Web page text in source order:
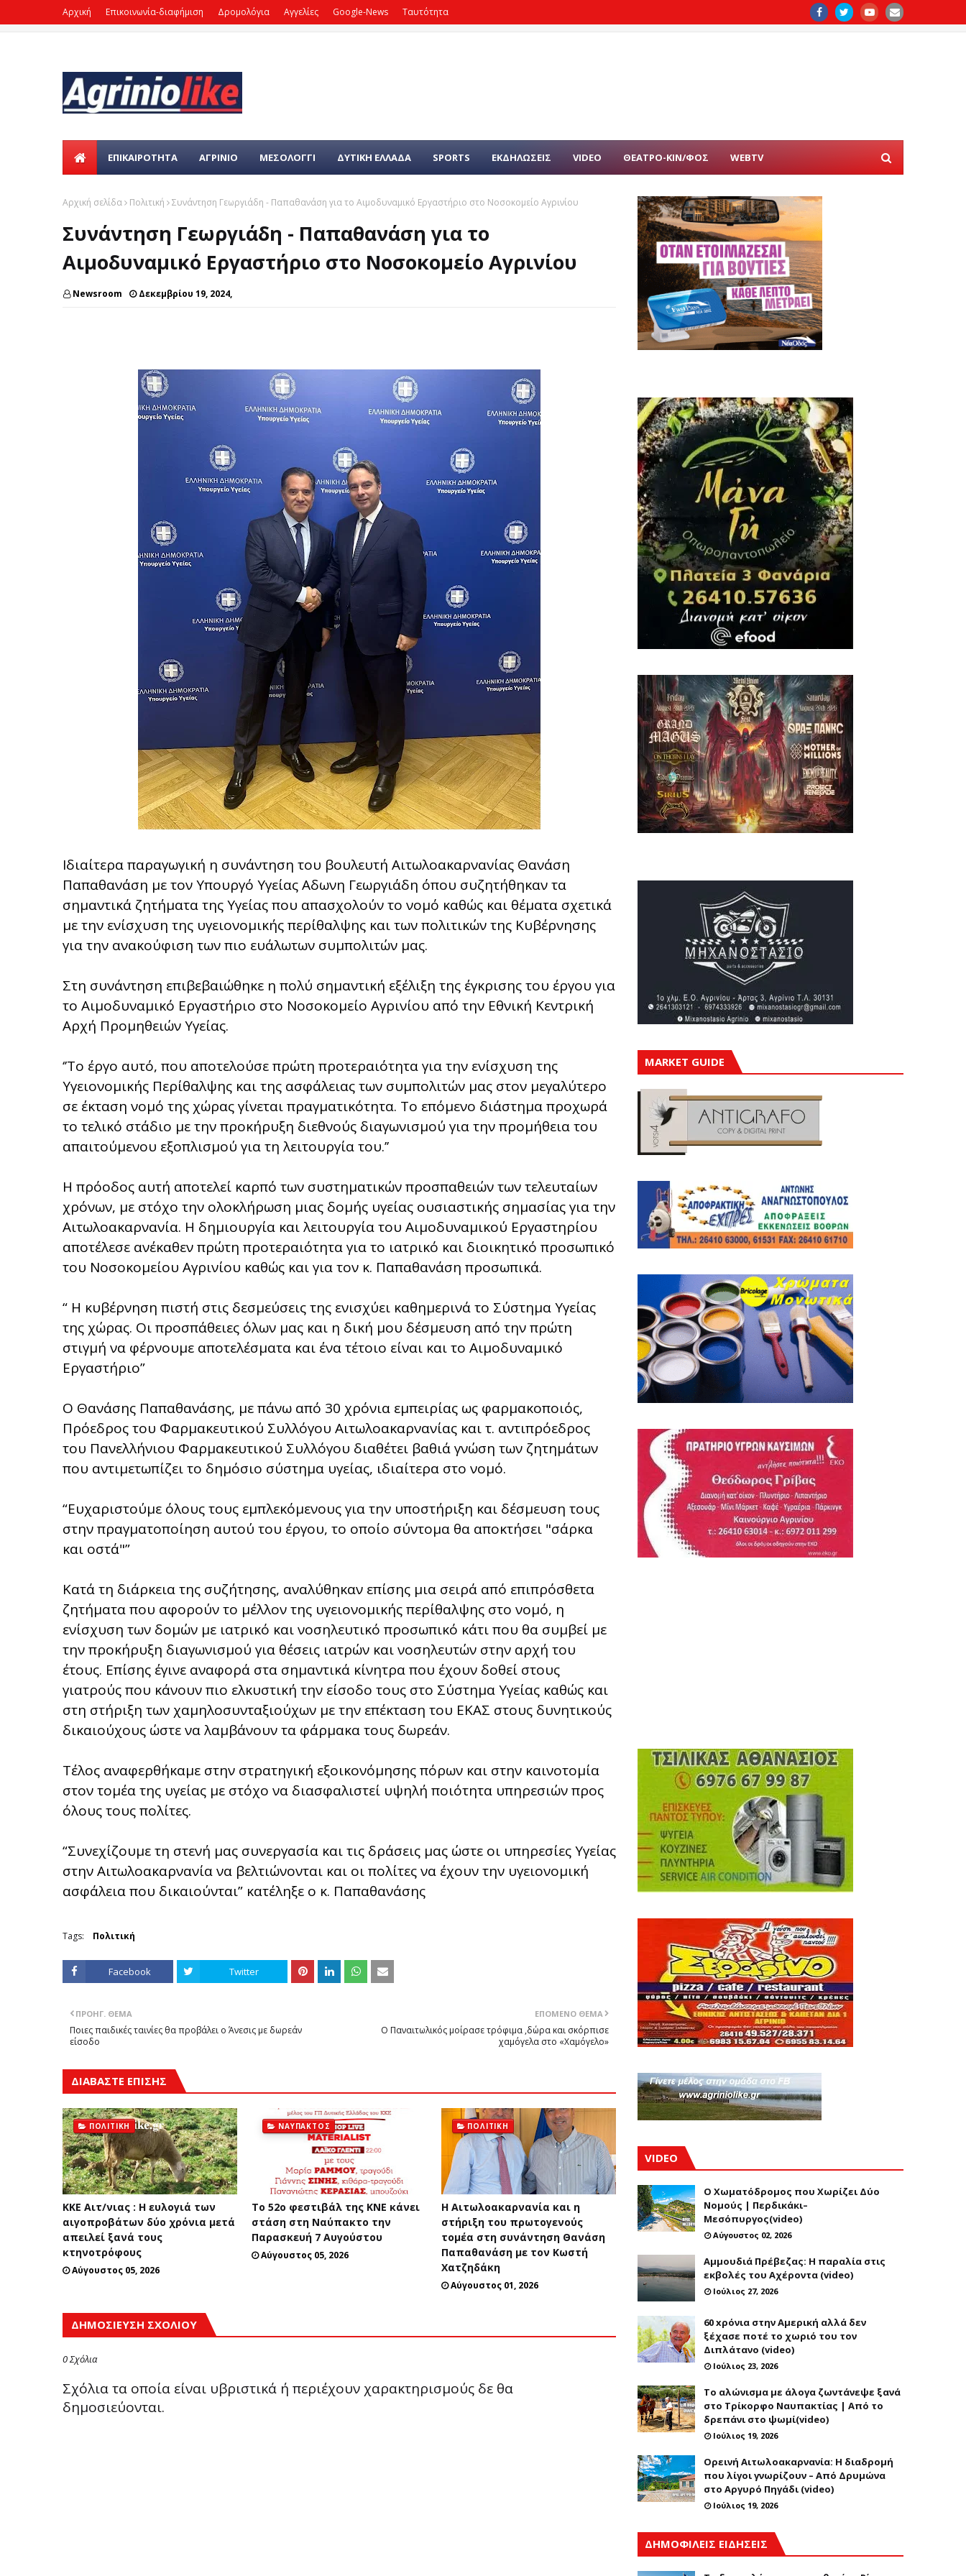
Αρχική Επικοινωνία-διαφήμιση Δρομολόγια Αγγελίες Google-News Ταυτότητα
ΕΠΙΚΑΙΡΌΤΗΤΑ ΑΓΡΙΝΙΟ ΜΕΣΟΛΟΓΓΙ ΔΥΤΙΚΗ ΕΛΛΑΔΑ SPORTS ΕΚΔΗΛΩΣΕΙΣ VIDEO ΘΕΑΤΡΟ-ΚΙΝ/ΦΟΣ WEBTV
Αρχική σελίδα Πολιτική Συνάντηση Γεωργιάδη - Παπαθανάση για το Αιμοδυναμικό Εργαστήριο στο Νοσοκομείο Αγρινίου
Συνάντηση Γεωργιάδη - Παπαθανάση για το
Αιμοδυναμικό Εργαστήριο στο Νοσοκομείο Αγρινίου
Newsroom Δεκεμβρίου 19, 2024,
Ιδιαίτερα παραγωγική η συνάντηση του βουλευτή Αιτωλοακαρνανίας Θανάση
Παπαθανάση με τον Υπουργό Υγείας Αδωνη Γεωργιάδη όπου συζητήθηκαν τα
σημαντικά ζητήματα της Υγείας που απασχολούν το νομό καθώς και θέματα σχετικά
με την ενίσχυση της υγειονομικής περίθαλψης και των πολιτικών της Κυβέρνησης
για την ανακούφιση των πιο ευάλωτων συμπολιτών μας.
Στη συνάντηση επιβεβαιώθηκε η πολύ σημαντική εξέλιξη της έγκρισης του έργου για
το Αιμοδυναμικό Εργαστήριο στο Νοσοκομείο Αγρινίου από την Εθνική Κεντρική
Αρχή Προμηθειών Υγείας.
‘’Το έργο αυτό, που αποτελούσε πρώτη προτεραιότητα για την ενίσχυση της
Υγειονομικής Περίθαλψης και της ασφάλειας των συμπολιτών μας στον μεγαλύτερο
σε έκταση νομό της χώρας γίνεται πραγματικότητα. Το επόμενο διάστημα προχωρά
το τελικό στάδιο με την προκήρυξη διεθνούς διαγωνισμού για την προμήθεια του
απαιτούμενου εξοπλισμού για τη λειτουργία του.’’
Η πρόοδος αυτή αποτελεί καρπό των συστηματικών προσπαθειών των τελευταίων
χρόνων, με στόχο την ολοκλήρωση μιας δομής υγείας ουσιαστικής σημασίας για την
Αιτωλοακαρνανία. Η δημιουργία και λειτουργία του Αιμοδυναμικού Εργαστηρίου
αποτέλεσε ανέκαθεν πρώτη προτεραιότητα για το ιατρικό και διοικητικό προσωπικό
του Νοσοκομείου Αγρινίου καθώς και για τον κ. Παπαθανάση προσωπικά.
“ Η κυβέρνηση πιστή στις δεσμεύσεις της ενισχύει καθημερινά το Σύστημα Υγείας
της χώρας. Οι προσπάθειες όλων μας και η δική μου δέσμευση από την πρώτη
στιγμή να φέρνουμε αποτελέσματα και ένα τέτοιο είναι και το Αιμοδυναμικό
Εργαστήριο”
Ο Θανάσης Παπαθανάσης, με πάνω από 30 χρόνια εμπειρίας ως φαρμακοποιός,
Πρόεδρος του Φαρμακευτικού Συλλόγου Αιτωλοακαρνανίας και τ. αντιπρόεδρος
του Πανελλήνιου Φαρμακευτικού Συλλόγου διαθέτει βαθιά γνώση των ζητημάτων
που αντιμετωπίζει το δημόσιο σύστημα υγείας, ιδιαίτερα στο νομό.
“Ευχαριστούμε όλους τους εμπλεκόμενους για την υποστήριξη και δέσμευση τους
στην πραγματοποίηση αυτού του έργου, το οποίο σύντομα θα αποκτήσει "σάρκα
και οστά"”
Κατά τη διάρκεια της συζήτησης, αναλύθηκαν επίσης μια σειρά από επιπρόσθετα
ζητήματα που αφορούν το μέλλον της υγειονομικής περίθαλψης στο νομό, η
ενίσχυση των δομών με ιατρικό και νοσηλευτικό προσωπικό κάτι που θα συμβεί με
την προκήρυξη διαγωνισμού για θέσεις ιατρών και νοσηλευτών στην αρχή του
έτους. Επίσης έγινε αναφορά στα σημαντικά κίνητρα που έχουν δοθεί στους
γιατρούς που κάνουν πιο ελκυστική την είσοδο τους στο Σύστημα Υγείας καθώς και
στη στήριξη των χαμηλοσυνταξιούχων με την επέκταση του ΕΚΑΣ στους δυνητικούς
δικαιούχους ώστε να λαμβάνουν τα φάρμακα τους δωρεάν.
Τέλος αναφερθήκαμε στην στρατηγική εξοικονόμησης πόρων και στην καινοτομία
στον τομέα της υγείας με στόχο να διασφαλιστεί υψηλή ποιότητα υπηρεσιών προς
όλους τους πολίτες.
“Συνεχίζουμε τη στενή μας συνεργασία και τις δράσεις μας ώστε οι υπηρεσίες Υγείας
στην Αιτωλοακαρνανία να βελτιώνονται και οι πολίτες να έχουν την υγειονομική
ασφάλεια που δικαιούνται” κατέληξε ο κ. Παπαθανάσης
Tags: Πολιτική
Facebook Twitter
ΕΠΌΜΕΝΟ ΘΈΜΑ
Ο Παναιτωλικός μοίρασε τρόφιμα ,δώρα και σκόρπισε
χαμόγελα στο «Χαμόγελο»
ΠΡΟΗΓ. ΘΈΜΑ
Ποιες παιδικές ταινίες θα προβάλει ο Άνεσις με δωρεάν
είσοδο
ΔΙΑΒΑΣΤΕ ΕΠΙΣΗΣ
ΠΟΛΙΤΙΚΉ
ΚΚΕ Αιτ/νιας : Η ευλογιά των
αιγοπροβάτων δύο χρόνια μετά
απειλεί ξανά τους
κτηνοτρόφους
Αύγουστος 05, 2026
ΝΑΎΠΑΚΤΟΣ
Tο 52ο φεστιβάλ της ΚΝΕ κάνει
στάση στη Ναύπακτο την
Παρασκευή 7 Αυγούστου
Αύγουστος 05, 2026
ΠΟΛΙΤΙΚΉ
H Αιτωλοακαρνανία και η
στήριξη του πρωτογενούς
τομέα στη συνάντηση Θανάση
Παπαθανάση με τον Κωστή
Χατζηδάκη
Αύγουστος 01, 2026
ΔΗΜΟΣΊΕΥΣΗ ΣΧΟΛΊΟΥ
0 Σχόλια
Σχόλια τα οποία είναι υβριστικά ή περιέχουν χαρακτηρισμούς δε θα
δημοσιεύονται.
MARKET GUIDE
VIDEO
Ο Χωματόδρομος που Χωρίζει Δύο
Νομούς | Περδικάκι–
Μεσόπυργος(video)
Αύγουστος 02, 2026
Αμμουδιά Πρέβεζας: Η παραλία στις
εκβολές του Αχέροντα (video)
Ιούλιος 27, 2026
60 xρόνια στην Αμερική αλλά δεν
ξέχασε ποτέ το χωριό του τον
Διπλάτανο (video)
Ιούλιος 23, 2026
Το αλώνισμα με άλογα ζωντάνεψε ξανά
στο Τρίκορφο Ναυπακτίας | Από το
δρεπάνι στο ψωμί(video)
Ιούλιος 19, 2026
Ορεινή Αιτωλοακαρνανία: Η διαδρομή
που λίγοι γνωρίζουν – Από Δρυμώνα
στο Αργυρό Πηγάδι (video)
Ιούλιος 19, 2026
ΔΗΜΟΦΙΛΕΙΣ ΕΙΔΗΣΕΙΣ